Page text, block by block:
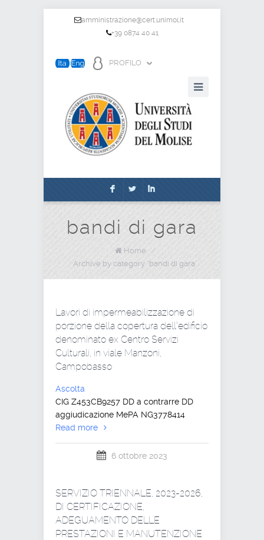
amministrazione@cert.unimol.it
+39 0874 40 41
PROFILO
F L I
bandi di gara
Home
/
Archive by category "bandi di gara"
Lavori di impermeabilizzazione di
porzione della copertura dell’edificio
denominato ex Centro Servizi
Culturali, in viale Manzoni,
Campobasso
Ascolta
CIG Z453CB9257 DD a contrarre DD
aggiudicazione MePA NG3778414
Read more
6 ottobre 2023
SERVIZIO TRIENNALE, 2023-2026,
DI CERTIFICAZIONE,
ADEGUAMENTO DELLE
PRESTAZIONI E MANUTENZIONE